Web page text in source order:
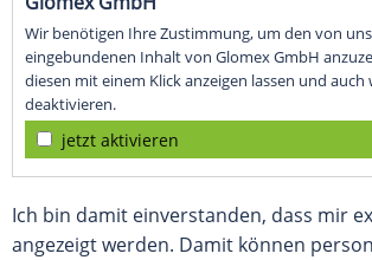
Wir benötigen Ihre Zustimmung, um den von
eingebundenen Inhalt von Glomex GmbH
diesen mit einem Klick anzeigen lassen und auch
deaktivieren.
jetzt aktivieren
Ich bin damit einverstanden, dass mir
angezeigt werden. Damit können